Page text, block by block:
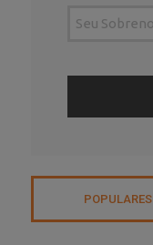
POPULARES